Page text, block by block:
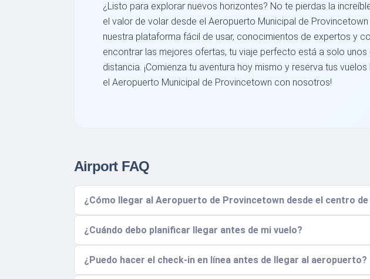
¿Listo para explorar nuevos horizontes? No te pierdas la
el valor de volar desde el Aeropuerto Municipal de Provincetown
nuestra plataforma fácil de usar, conocimientos de expertos y
encontrar las mejores ofertas, tu viaje perfecto está a solo unos
distancia. ¡Comienza tu aventura hoy mismo y reserva tus
el Aeropuerto Municipal de Provincetown con nosotros!
Airport FAQ
¿Cómo llegar al Aeropuerto de Provincetown desde el centro de
¿Cuándo debo planificar llegar antes de mi vuelo?
¿Puedo hacer el check-in en línea antes de llegar al aeropuerto?